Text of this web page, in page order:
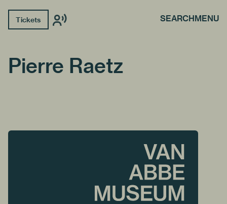
Tickets SEARCHMENU
Pierre Raetz